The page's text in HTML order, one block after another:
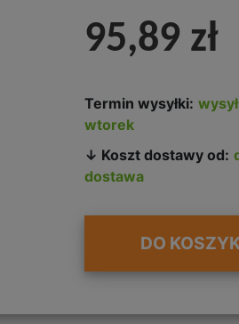
95,89 zł
Termin wysyłki:
wtorek
↓ Koszt dostawy od:
dostawa
DO